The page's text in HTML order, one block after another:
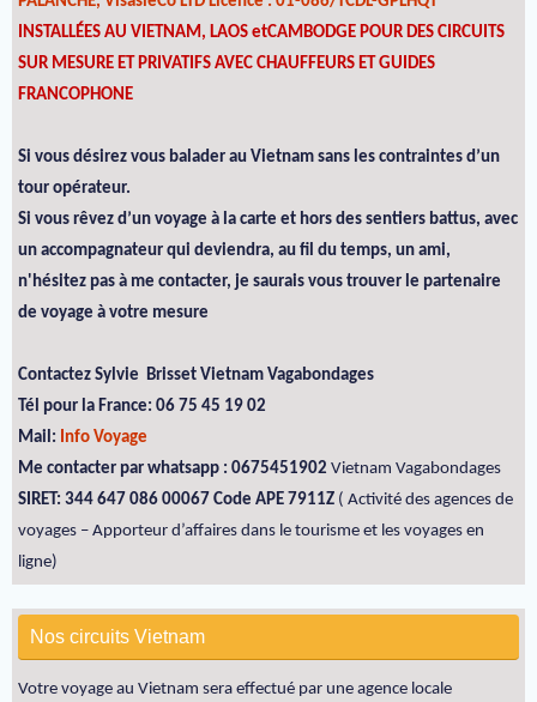
INSTALLÉES AU VIETNAM, LAOS etCAMBODGE POUR DES CIRCUITS
SUR MESURE ET PRIVATIFS AVEC CHAUFFEURS ET GUIDES
FRANCOPHONE
Si vous désirez vous balader au Vietnam sans les contraintes d’un
tour opérateur.
Si vous rêvez d’un voyage à la carte et hors des sentiers battus, avec
un accompagnateur qui deviendra, au fil du temps, un ami,
n'hésitez pas à me contacter, je saurais vous trouver le partenaire
de voyage à votre mesure
Contactez Sylvie Brisset Vietnam Vagabondages
Tél pour la France: 06 75 45 19 02
Mail: Info Voyage
Me contacter par whatsapp : 0675451902 Vietnam Vagabondages
SIRET: 344 647 086 00067 Code APE 7911Z ( Activité des agences de
voyages – Apporteur d’affaires dans le tourisme et les voyages en
ligne)
Nos circuits Vietnam
Votre voyage au Vietnam sera effectué par une agence locale